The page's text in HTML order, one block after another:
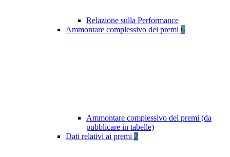
Relazione sulla Performance
Ammontare complessivo dei premi 6
Ammontare complessivo dei premi (da
pubblicare in tabelle)
Dati relativi ai premi 2